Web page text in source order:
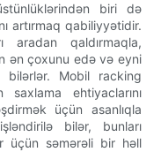
biri də
artırmaq qabiliyyətidir.
aradan qaldırmaqla,
ən çoxunu edə və eyni
Mobil racking
ehtiyaclarını
üçün asanlıqla
bilər, bunları
üçün səmərəli bir həll